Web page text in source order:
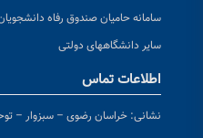
سامانه حامیان صندوق رفاه دانشجویان
سایر دانشگاههای دولتی
اطلاعات تماس
نشانی:خراسان رضوی – سبزوار – توحید